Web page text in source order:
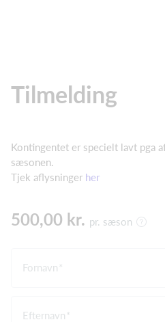
Tilmelding
Kontingentet er specielt lavt pga
sæsonen.
Tjek aflysninger her
500,00 kr. pr. sæson
Fornavn
Efternavn